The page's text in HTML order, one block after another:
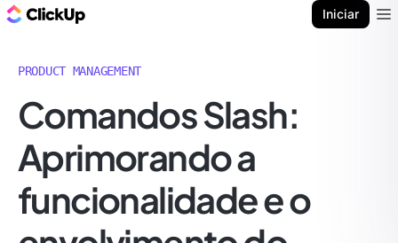
Iniciar
PRODUCT MANAGEMENT
Comandos Slash:
Aprimorando a
funcionalidade e o